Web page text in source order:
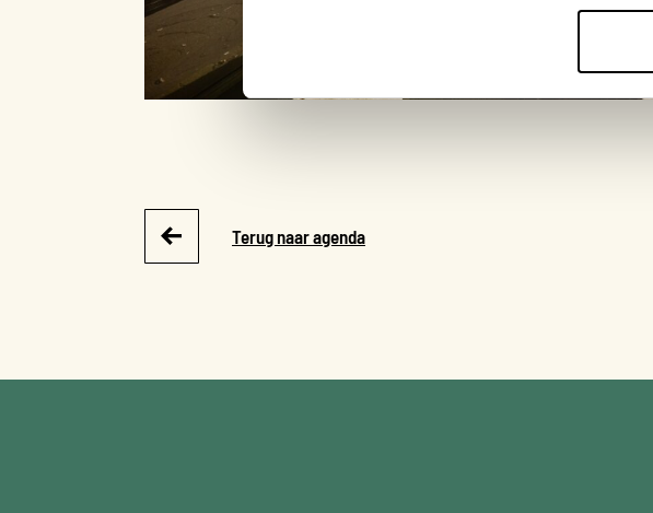
Terug naar agenda